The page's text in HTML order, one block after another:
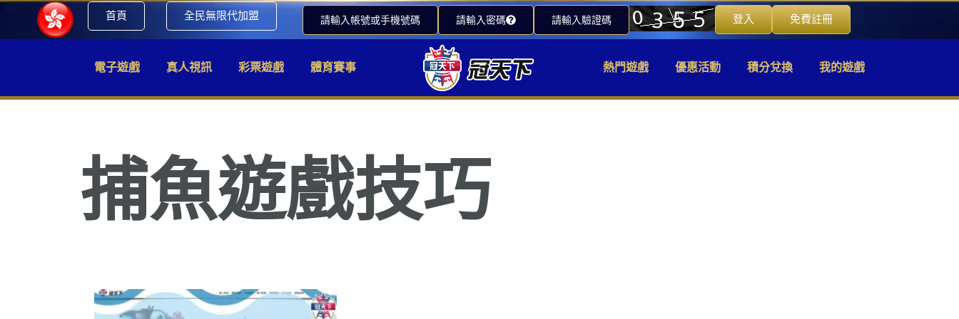
首頁 全民無限代加盟 請輸入帳號或手機號碼 請輸入密碼 請輸入驗證碼 登入 免費註冊
電子遊戲 真人視訊 彩票遊戲 體育賽事 熱門遊戲 優惠活動 積分兌換 我的遊戲
捕魚遊戲技巧